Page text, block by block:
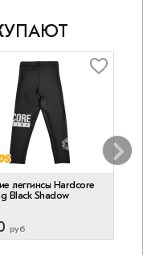
леггинсы Hardcore
Black Shadow
руб